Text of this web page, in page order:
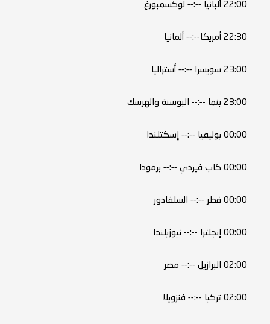
22:00 ألبانيا --:-- لوكسمبورغ
22:30 أمريكا--:-- ألمانيا
23:00 سويسرا --:-- أستراليا
23:00 بنما --:-- البوسنة والهرسك
00:00 بوليفيا --:-- إسكتلندا
00:00 كاب فيردي --:-- برمودا
00:00 قطر --:-- السلفادور
00:00 إنجلترا --:-- نيوزيلندا
02:00 البرازيل --:-- مصر
02:00 تركيا --:-- فنزويلا